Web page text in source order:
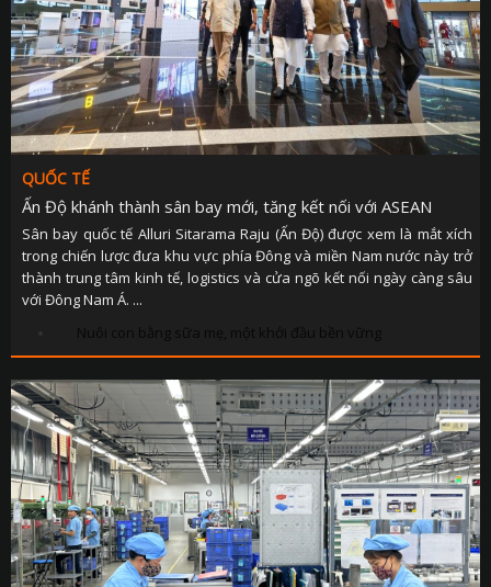
QUỐC TẾ
Ấn Độ khánh thành sân bay mới, tăng kết nối với ASEAN
Sân bay quốc tế Alluri Sitarama Raju (Ấn Độ) được xem là mắt xích
trong chiến lược đưa khu vực phía Đông và miền Nam nước này trở
thành trung tâm kinh tế, logistics và cửa ngõ kết nối ngày càng sâu
với Đông Nam Á. ...